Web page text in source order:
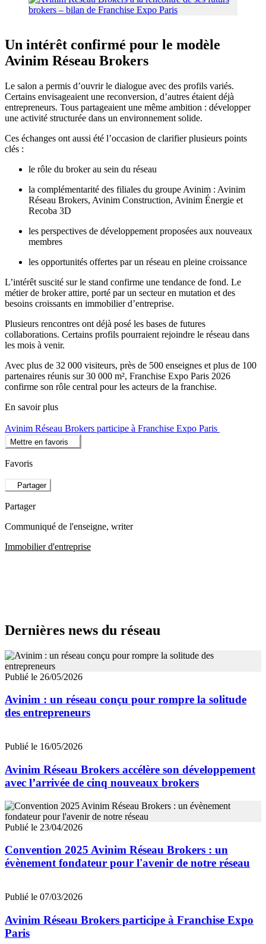
Un intérêt confirmé pour le modèle
Avinim Réseau Brokers
Le salon a permis d’ouvrir le dialogue avec des profils variés.
Certains envisageaient une reconversion, d’autres étaient déjà
entrepreneurs. Tous partageaient une même ambition : développer
une activité structurée dans un environnement solide.
Ces échanges ont aussi été l’occasion de clarifier plusieurs points
clés :
le rôle du broker au sein du réseau
la complémentarité des filiales du groupe Avinim : Avinim
Réseau Brokers, Avinim Construction, Avinim Énergie et
Recoba 3D
les perspectives de développement proposées aux nouveaux
membres
les opportunités offertes par un réseau en pleine croissance
L’intérêt suscité sur le stand confirme une tendance de fond. Le
métier de broker attire, porté par un secteur en mutation et des
besoins croissants en immobilier d’entreprise.
Plusieurs rencontres ont déjà posé les bases de futures
collaborations. Certains profils pourraient rejoindre le réseau dans
les mois à venir.
Avec plus de 32 000 visiteurs, près de 500 enseignes et plus de 100
partenaires réunis sur 30 000 m², Franchise Expo Paris 2026
confirme son rôle central pour les acteurs de la franchise.
En savoir plus
Avinim Réseau Brokers participe à Franchise Expo Paris
Mettre en favoris
Favoris
Partager
Partager
Communiqué de l'enseigne, writer
Immobilier d'entreprise
Dernières news du réseau
Publié le 26/05/2026
Avinim : un réseau conçu pour rompre la solitude
des entrepreneurs
Publié le 16/05/2026
Avinim Réseau Brokers accélère son développement
avec l’arrivée de cinq nouveaux brokers
Publié le 23/04/2026
Convention 2025 Avinim Réseau Brokers : un
évènement fondateur pour l'avenir de notre réseau
Publié le 07/03/2026
Avinim Réseau Brokers participe à Franchise Expo
Paris